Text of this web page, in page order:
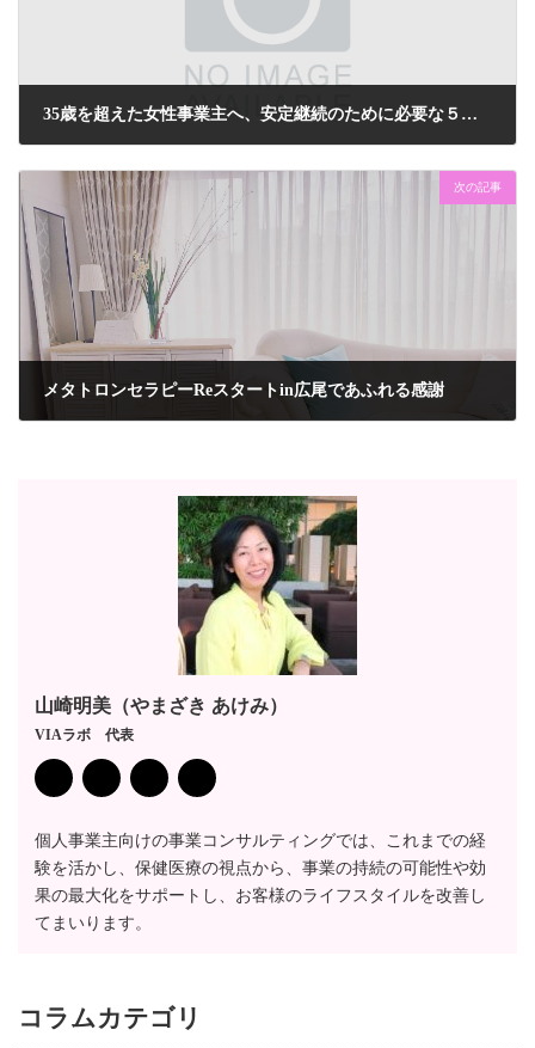
35歳を超えた女性事業主へ、安定継続のために必要な５つとは
次の記事
メタトロンセラピーReスタートin広尾であふれる感謝
山崎明美（やまざき あけみ）
VIAラボ 代表
個人事業主向けの事業コンサルティングでは、これまでの経
験を活かし、保健医療の視点から、事業の持続の可能性や効
果の最大化をサポートし、お客様のライフスタイルを改善し
てまいります。
コラムカテゴリ